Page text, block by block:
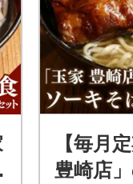
【毎月
豊崎店